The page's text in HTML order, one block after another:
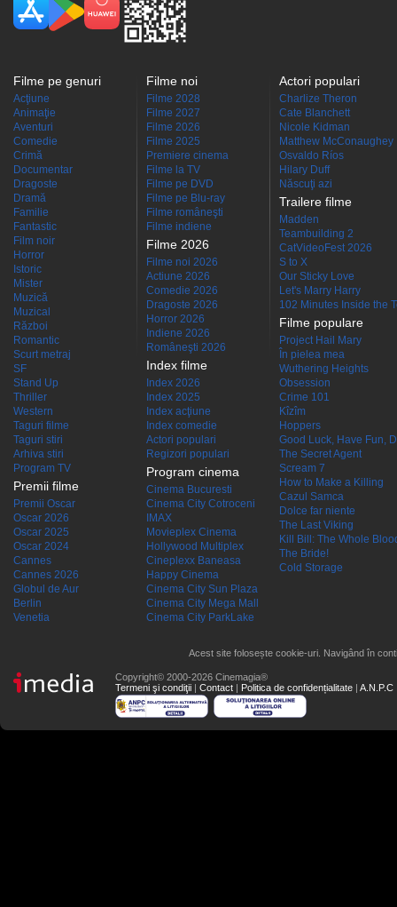
Filme pe genuri
Acţiune
Animaţie
Aventuri
Comedie
Crimă
Documentar
Dragoste
Dramă
Familie
Fantastic
Film noir
Horror
Istoric
Mister
Muzică
Muzical
Război
Romantic
Scurt metraj
SF
Stand Up
Thriller
Western
Taguri filme
Taguri stiri
Arhiva stiri
Program TV
Premii filme
Premii Oscar
Oscar 2026
Oscar 2025
Oscar 2024
Cannes
Cannes 2026
Globul de Aur
Berlin
Venetia
Filme noi
Filme 2028
Filme 2027
Filme 2026
Filme 2025
Premiere cinema
Filme la TV
Filme pe DVD
Filme pe Blu-ray
Filme româneşti
Filme indiene
Filme 2026
Filme noi 2026
Actiune 2026
Comedie 2026
Dragoste 2026
Horror 2026
Indiene 2026
Româneşti 2026
Index filme
Index 2026
Index 2025
Index acţiune
Index comedie
Actori populari
Regizori populari
Program cinema
Cinema Bucuresti
Cinema City Cotroceni
IMAX
Movieplex Cinema
Hollywood Multiplex
Cineplexx Baneasa
Happy Cinema
Cinema City Sun Plaza
Cinema City Mega Mall
Cinema City ParkLake
Actori populari
Charlize Theron
Cate Blanchett
Nicole Kidman
Matthew McConaughey
Osvaldo Ríos
Hilary Duff
Născuţi azi
Trailere filme
Madden
Teambuilding 2
CatVideoFest 2026
S to X
Our Sticky Love
Let's Marry Harry
102 Minutes Inside the
Filme populare
Project Hail Mary
În pielea mea
Wuthering Heights
Obsession
Crime 101
Kîzîm
Hoppers
Good Luck, Have Fun,
The Secret Agent
Scream 7
How to Make a Killing
Cazul Samca
Dolce far niente
The Last Viking
Kill Bill: The Whole
The Bride!
Cold Storage
Acest site folosește cookie-uri. Navigând în
Copyright© 2000-2026 Cinemagia®
Termeni şi condiţii | Contact | Politica de confidențialitate | A.N.P.C